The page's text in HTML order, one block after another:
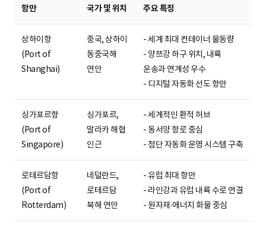
항만 국가 및 위치 주요 특징
상하이항
(Port of
Shanghai)
중국, 상하이
동중국해
연안
- 세계 최대 컨테이너 물동량
- 양쯔강 하구 위치, 내륙
운송과 연계성 우수
- 디지털 자동화 선도 항만
싱가포르항
(Port of
Singapore)
싱가포르,
말라카 해협
인근
- 세계적인 환적 허브
- 동서양 항로 중심
- 첨단 자동화 운영 시스템 구축
로테르담항
(Port of
Rotterdam)
네덜란드,
로테르담
북해 연안
- 유럽 최대 항만
- 라인강과 유럽 내륙 수로 연결
- 원자재∙에너지 화물 중심